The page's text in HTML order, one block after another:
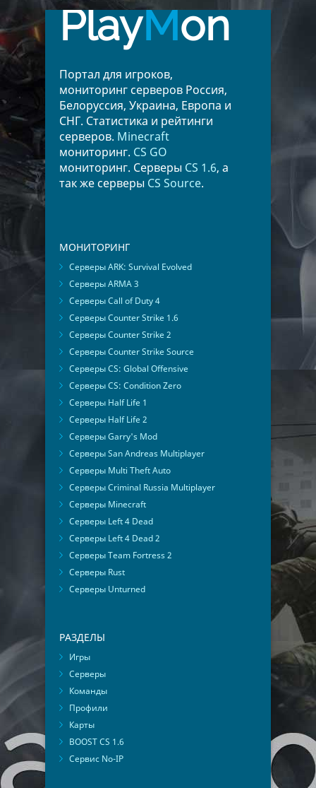
PlayMon
Портал для игроков,
мониторинг серверов Россия,
Белоруссия, Украина, Европа и
СНГ. Статистика и рейтинги
серверов. Minecraft
мониторинг. CS GO
мониторинг. Серверы CS 1.6, а
так же серверы CS Source.
МОНИТОРИНГ
Серверы ARK: Survival Evolved
Серверы ARMA 3
Серверы Call of Duty 4
Серверы Counter Strike 1.6
Серверы Counter Strike 2
Серверы Counter Strike Source
Серверы CS: Global Offensive
Серверы CS: Condition Zero
Серверы Half Life 1
Серверы Half Life 2
Серверы Garry's Mod
Серверы San Andreas Multiplayer
Серверы Multi Theft Auto
Серверы Criminal Russia Multiplayer
Серверы Minecraft
Серверы Left 4 Dead
Серверы Left 4 Dead 2
Серверы Team Fortress 2
Серверы Rust
Серверы Unturned
РАЗДЕЛЫ
Игры
Серверы
Команды
Профили
Карты
BOOST CS 1.6
Сервис No-IP